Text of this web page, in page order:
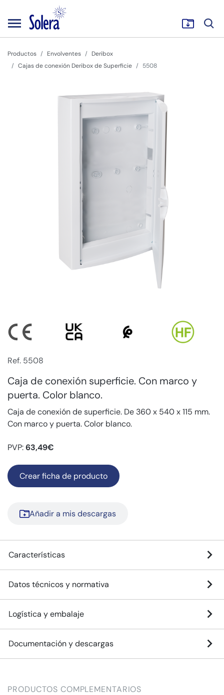
Productos Envolventes
Deribox
Cajas de conexión Deribox de Superficie
5508
Ref. 5508
Caja de conexión superficie. Con marco y
puerta. Color blanco.
Caja de conexión de superficie. De 360 x 540 x 115 mm.
Con marco y puerta. Color blanco.
PVP:63,49€
Crear ficha de producto
Añadir a mis descargas
Características
Datos técnicos y normativa
Logística y embalaje
Documentación y descargas
PRODUCTOS COMPLEMENTARIOS